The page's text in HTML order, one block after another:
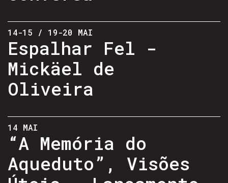
14-15 / 19-20 MAI
Espalhar Fel -
Mickäel de
Oliveira
14 MAI
“A Memória do
Aqueduto”, Visões